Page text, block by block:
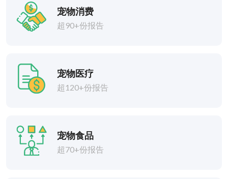
宠物消费
超90+份报告
宠物医疗
超120+份报告
宠物食品
超70+份报告